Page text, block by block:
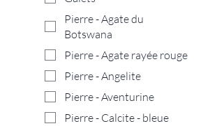
Pierre - Agate du
Botswana
Pierre - Agate rayée rouge
Pierre - Angelite
Pierre - Aventurine
Pierre - Calcite - bleue